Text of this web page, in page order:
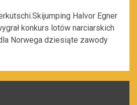
Halvor Egner
konkurs lotów narciarskich
Norwega dziesiąte zawody